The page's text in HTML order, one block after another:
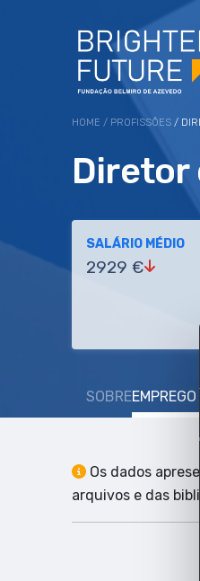
HOME / PROFISSÕES /
Diretor
SALÁRIO MÉDIO
2929 €
SOBREEMPREGO
Os dados
arquivos e das